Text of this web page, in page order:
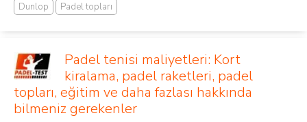
Dunlop Padel topları
Padel tenisi maliyetleri: Kort
kiralama, padel raketleri, padel
topları, eğitim ve daha fazlası hakkında
bilmeniz gerekenler